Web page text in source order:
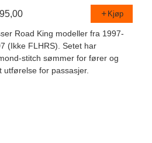
Kjøp
Road King modeller fra 1997-
(Ikke FLHRS). Setet har
stitch sømmer for fører og
utførelse for passasjer.